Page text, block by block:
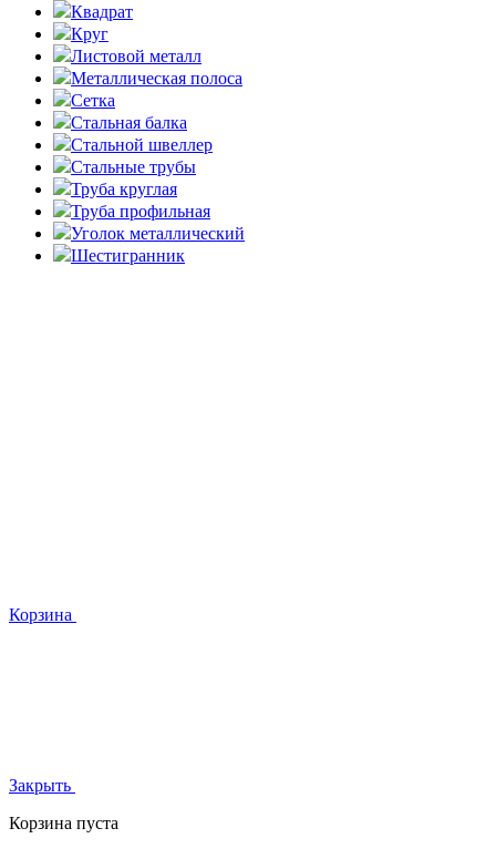
Квадрат
Круг
Листовой металл
Металлическая полоса
Сетка
Стальная балка
Стальной швеллер
Стальные трубы
Труба круглая
Труба профильная
Уголок металлический
Шестигранник
Корзина
Закрыть
Корзина пуста